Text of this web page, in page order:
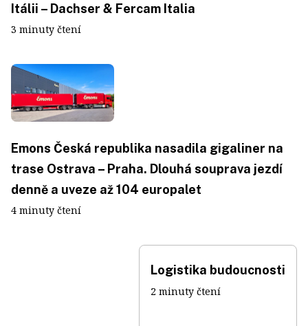
Itálii – Dachser & Fercam Italia
3 minuty čtení
Emons Česká republika nasadila gigaliner na
trase Ostrava – Praha. Dlouhá souprava jezdí
denně a uveze až 104 europalet
4 minuty čtení
Logistika budoucnosti
2 minuty čtení